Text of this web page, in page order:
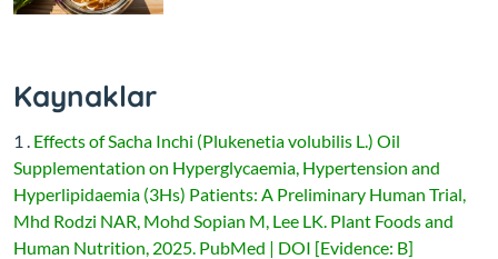
Kaynaklar
1 . Effects of Sacha Inchi (Plukenetia volubilis L.) Oil
Supplementation on Hyperglycaemia, Hypertension and
Hyperlipidaemia (3Hs) Patients: A Preliminary Human Trial,
Mhd Rodzi NAR, Mohd Sopian M, Lee LK. Plant Foods and
Human Nutrition, 2025. PubMed | DOI [Evidence: B]